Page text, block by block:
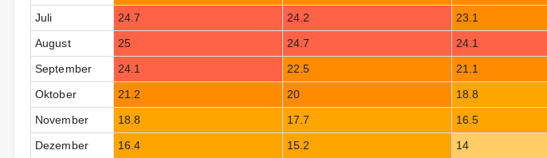
Juli 24.7 24.2 23.1
August 25 24.7 24.1
September 24.1 22.5 21.1
Oktober 21.2 20 18.8
November 18.8 17.7 16.5
Dezember 16.4 15.2 14